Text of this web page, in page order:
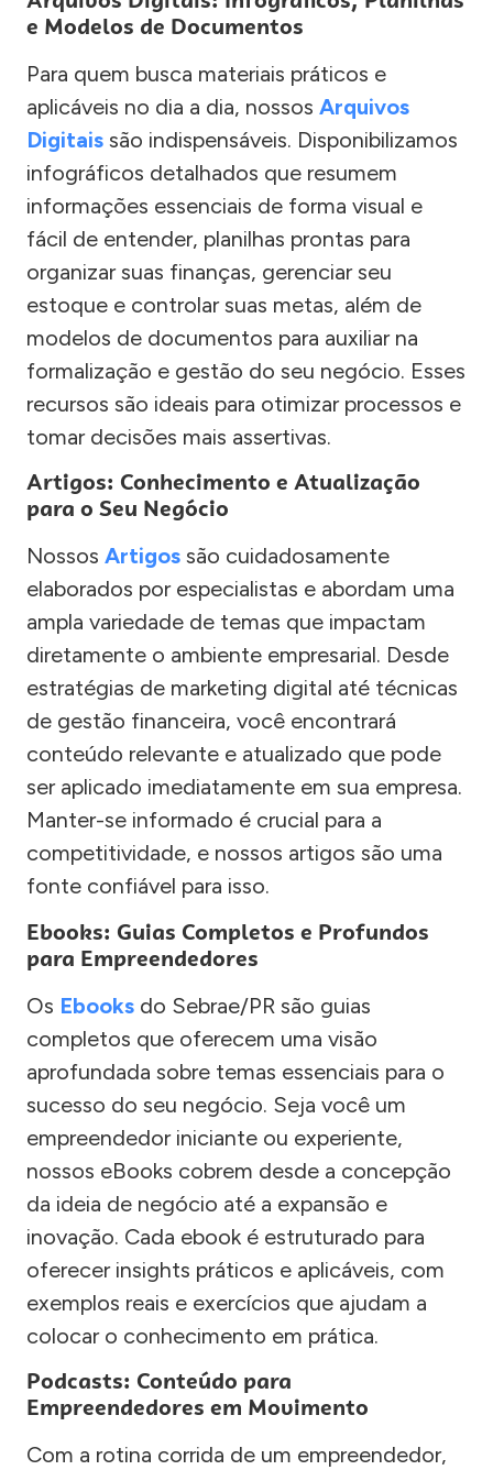
e Modelos de Documentos
Para quem busca materiais práticos e
aplicáveis no dia a dia, nossos Arquivos
Digitais são indispensáveis. Disponibilizamos
infográficos detalhados que resumem
informações essenciais de forma visual e
fácil de entender, planilhas prontas para
organizar suas finanças, gerenciar seu
estoque e controlar suas metas, além de
modelos de documentos para auxiliar na
formalização e gestão do seu negócio. Esses
recursos são ideais para otimizar processos e
tomar decisões mais assertivas.
Artigos: Conhecimento e Atualização
para o Seu Negócio
Nossos Artigos são cuidadosamente
elaborados por especialistas e abordam uma
ampla variedade de temas que impactam
diretamente o ambiente empresarial. Desde
estratégias de marketing digital até técnicas
de gestão financeira, você encontrará
conteúdo relevante e atualizado que pode
ser aplicado imediatamente em sua empresa.
Manter-se informado é crucial para a
competitividade, e nossos artigos são uma
fonte confiável para isso.
Ebooks: Guias Completos e Profundos
para Empreendedores
Os Ebooks do Sebrae/PR são guias
completos que oferecem uma visão
aprofundada sobre temas essenciais para o
sucesso do seu negócio. Seja você um
empreendedor iniciante ou experiente,
nossos eBooks cobrem desde a concepção
da ideia de negócio até a expansão e
inovação. Cada ebook é estruturado para
oferecer insights práticos e aplicáveis, com
exemplos reais e exercícios que ajudam a
colocar o conhecimento em prática.
Podcasts: Conteúdo para
Empreendedores em Movimento
Com a rotina corrida de um empreendedor,